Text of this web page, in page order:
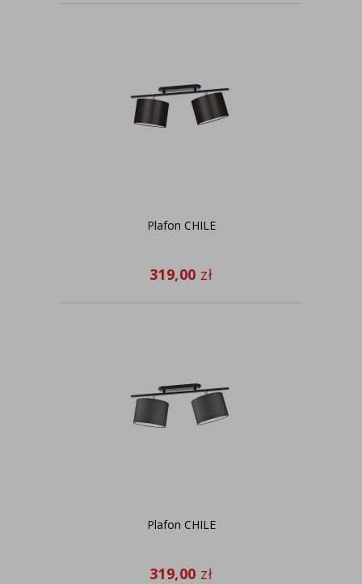
Plafon CHILE
319,00 zł
Plafon CHILE
319,00 zł